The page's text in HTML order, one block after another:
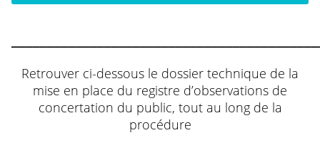
Retrouver ci-dessous le dossier technique de la
mise en place du registre d’observations de
concertation du public, tout au long de la
procédure